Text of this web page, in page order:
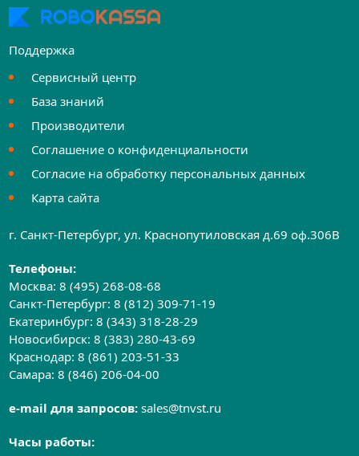
Поддержка
Сервисный центр
База знаний
Производители
Соглашение о конфиденциальности
Согласие на обработку персональных данных
Карта сайта
г. Санкт-Петербург, ул. Краснопутиловская д.69 оф.306B
Телефоны:
Москва:8 (495) 268-08-68
Санкт-Петербург:8 (812) 309-71-19
Екатеринбург:8 (343) 318-28-29
Новосибирск:8 (383) 280-43-69
Краснодар:8 (861) 203-51-33
Самара:8 (846) 206-04-00
e-mail для запросов:sales@tnvst.ru
Часы работы: